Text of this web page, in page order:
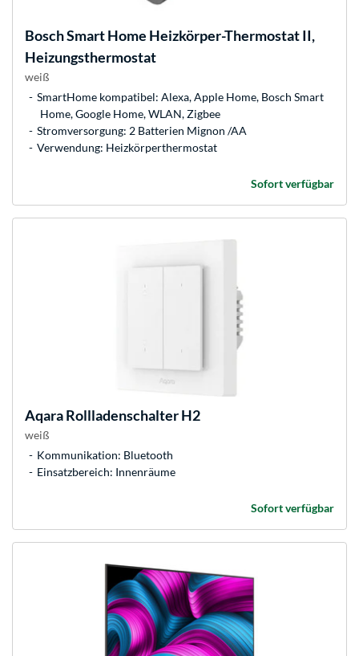
BoschSmart Home Heizkörper-Thermostat II,
Heizungsthermostat
weiß
SmartHome kompatibel: Alexa, Apple Home, Bosch Smart
Home, Google Home, WLAN, Zigbee
Stromversorgung: 2 Batterien Mignon /AA
Verwendung: Heizkörperthermostat
Sofort verfügbar
AqaraRollladenschalter H2
weiß
Kommunikation: Bluetooth
Einsatzbereich: Innenräume
Sofort verfügbar